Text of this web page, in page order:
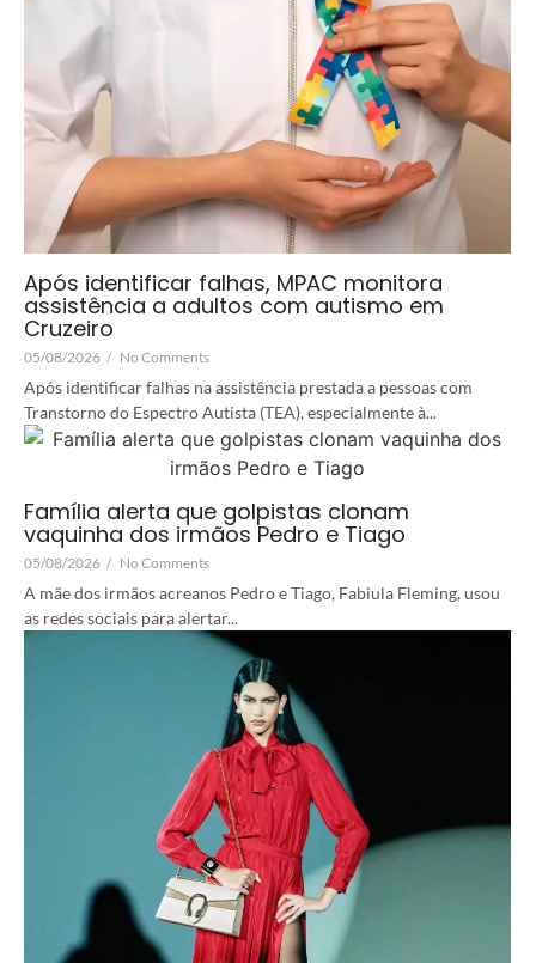
Após identificar falhas, MPAC monitora
assistência a adultos com autismo em
Cruzeiro
05/08/2026 / No Comments
Após identificar falhas na assistência prestada a pessoas com
Transtorno do Espectro Autista (TEA), especialmente à...
Família alerta que golpistas clonam
vaquinha dos irmãos Pedro e Tiago
05/08/2026 / No Comments
A mãe dos irmãos acreanos Pedro e Tiago, Fabiula Fleming, usou
as redes sociais para alertar...